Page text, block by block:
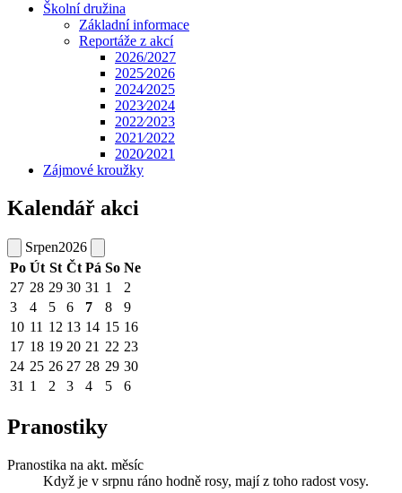
Školní družina
Základní informace
Reportáže z akcí
2026/2027
2025⁄2026
2024⁄2025
2023⁄2024
2022⁄2023
2021⁄2022
2020⁄2021
Zájmové kroužky
Kalendář akci
Srpen2026
Po Út St Čt Pá So Ne
27 28 29 30 31 1
2
3
4 5 6 7 8
9
10 11 12 13 14 15 16
17 18 19 20 21 22 23
24 25 26 27 28 29 30
31 1 2 3 4 5 6
Pranostiky
Pranostika na akt. měsíc
Když je v srpnu ráno hodně rosy, mají z toho radost vosy.